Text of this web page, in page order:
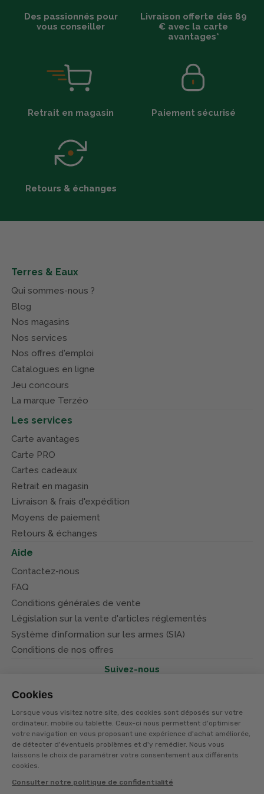
Cookies
Lorsque vous visitez notre site, des cookies sont déposés sur votre
ordinateur, mobile ou tablette. Ceux-ci nous permettent d'optimiser
votre navigation en vous proposant une expérience d'achat améliorée,
de détecter d'éventuels problèmes et d'y remédier. Nous vous
laissons le choix de paramétrer votre consentement aux différents
cookies.
Consulter notre politique de confidentialité
Des passionnés pour
vous conseiller
Livraison offerte dès 89
€ avec la carte
avantages*
Retrait en magasin Paiement sécurisé
Retours & échanges
Terres & Eaux
Qui sommes-nous ?
Blog
Nos magasins
Nos services
Nos offres d'emploi
Catalogues en ligne
Jeu concours
La marque Terzéo
Les services
Carte avantages
Carte PRO
Cartes cadeaux
Retrait en magasin
Livraison & frais d'expédition
Moyens de paiement
Retours & échanges
Aide
Contactez-nous
FAQ
Conditions générales de vente
Législation sur la vente d'articles réglementés
Système d’information sur les armes (SIA)
Conditions de nos offres
Suivez-nous
© Terres et eaux 2026
Politique de confidentialité
Mentions légales
CGV